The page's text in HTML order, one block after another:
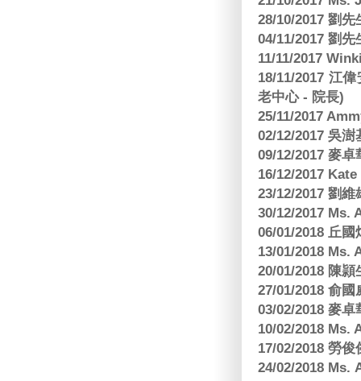
28/10/2017 劉
04/11/2017 劉
11/11/2017
18/11/2017 江
老中心 - 院長)
25/11/2017
02/12/2017 吳
09/12/2017 麥
16/12/2017
23/12/2017 劉
30/12/2017 Ms.
06/01/2018 丘
13/01/2018 Ms.
20/01/2018 陳
27/01/2018 俞
03/02/2018 麥
10/02/2018 Ms.
17/02/2018 勞
24/02/2018 Ms.